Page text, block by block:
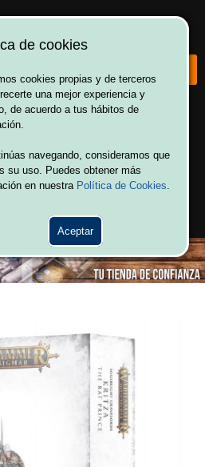
¡Bienvenido a Vulcania!
Juegos de mesa
Merchandising Ofertas
Wargames
de cookies
cookies propias y de terceros
una mejor experiencia y
de acuerdo a tus hábitos de
navegando, consideramos que
su uso. Puedes obtener más
en nuestra Política de Cookies.
Aceptar